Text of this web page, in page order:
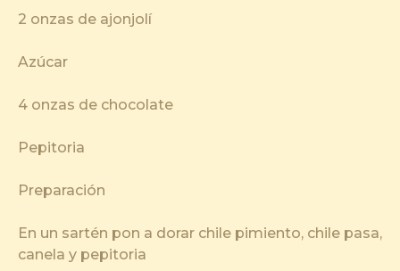
2 onzas de ajonjolí
Azúcar
4 onzas de chocolate
Pepitoria
Preparación
En un sartén pon a dorar chile pimiento, chile pasa,
canela y pepitoria